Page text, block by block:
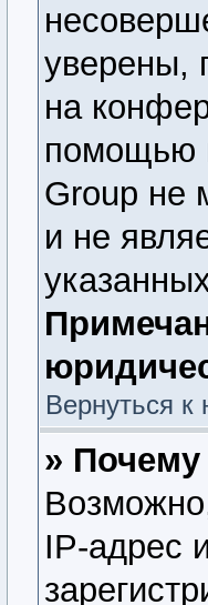
уверены,
на
помощью
Group не
и не
Вернуться к
» Почему
IP-адрес